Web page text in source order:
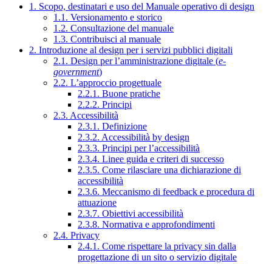
1. Scopo, destinatari e uso del Manuale operativo di design
1.1. Versionamento e storico
1.2. Consultazione del manuale
1.3. Contribuisci al manuale
2. Introduzione al design per i servizi pubblici digitali
2.1. Design per l’amministrazione digitale (e-
government)
2.2. L’approccio progettuale
2.2.1. Buone pratiche
2.2.2. Principi
2.3. Accessibilità
2.3.1. Definizione
2.3.2. Accessibilità by design
2.3.3. Principi per l’accessibilità
2.3.4. Linee guida e criteri di successo
2.3.5. Come rilasciare una dichiarazione di
accessibilità
2.3.6. Meccanismo di feedback e procedura di
attuazione
2.3.7. Obiettivi accessibilità
2.3.8. Normativa e approfondimenti
2.4. Privacy
2.4.1. Come rispettare la privacy sin dalla
progettazione di un sito o servizio digitale